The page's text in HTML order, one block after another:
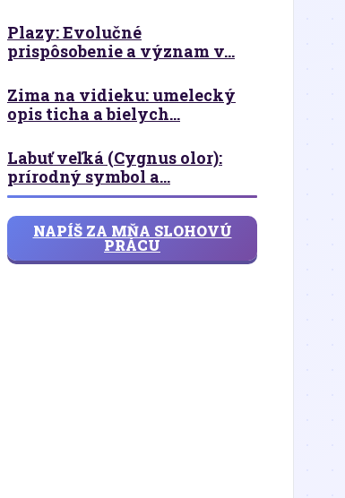
Plazy: Evolučné
prispôsobenie a význam v...
Zima na vidieku: umelecký
opis ticha a bielych...
Labuť veľká (Cygnus olor):
prírodný symbol a...
NAPÍŠ ZA MŇA SLOHOVÚ
PRÁCU